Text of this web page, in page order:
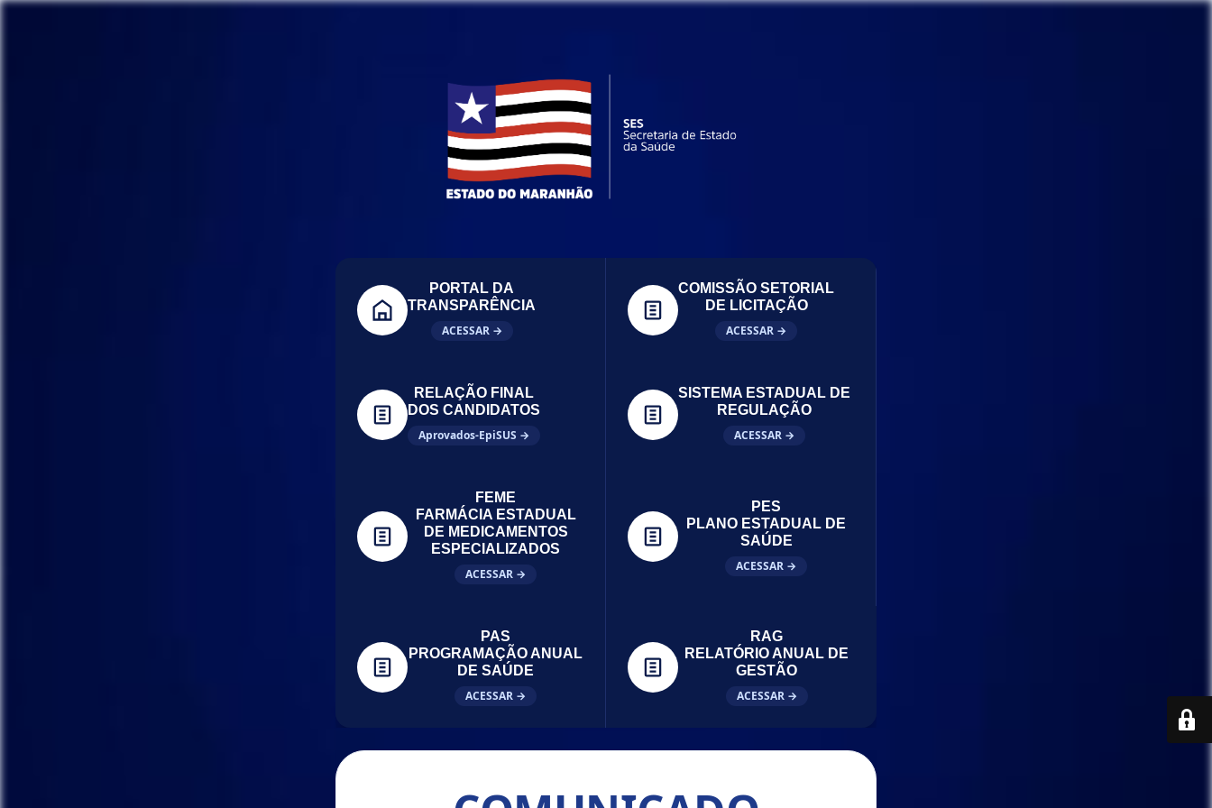
PORTAL DA
TRANSPARÊNCIA
ACESSAR →
COMISSÃO SETORIAL
DE LICITAÇÃO
ACESSAR →
RELAÇÃO FINAL
DOS CANDIDATOS
Aprovados-EpiSUS →
SISTEMA ESTADUAL DE
REGULAÇÃO
ACESSAR →
FEME
FARMÁCIA ESTADUAL
DE MEDICAMENTOS
ESPECIALIZADOS
ACESSAR →
PES
PLANO ESTADUAL DE
SAÚDE
ACESSAR →
PAS
PROGRAMAÇÃO ANUAL
DE SAÚDE
ACESSAR →
RAG
RELATÓRIO ANUAL DE
GESTÃO
ACESSAR →